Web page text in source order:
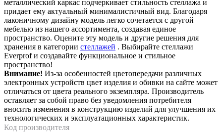
металлический каркас подчеркивает стильность стеллажа и
придает ему актуальный минималистичный вид. Благодаря
лаконичному дизайну модель легко сочетается с другой
мебелью из нашего ассортимента, создавая единое
пространство. Оцените эту модель и другие решения для
хранения в категории стеллажей . Выбирайте стеллажи
Everprof и создавайте функциональное и стильное
пространство!
Внимание! Из-за особенностей цветопередачи различных
электронных устройств цвет изделия и обивки на сайте может
отличаться от цвета реального экземпляра. Производитель
оставляет за собой право без уведомления потребителя
вносить изменения в конструкцию изделий для улучшения их
технологических и эксплуатационных характеристик.
Код производителя